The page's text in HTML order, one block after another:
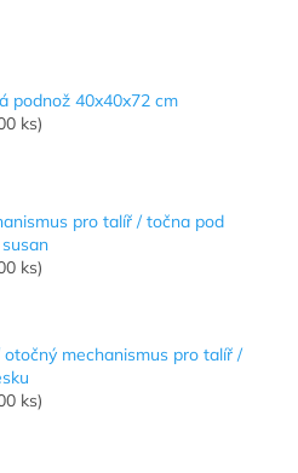
podnož 40x40x72 cm
ks)
pro talíř / točna pod
ks)
otočný mechanismus pro talíř /
ks)